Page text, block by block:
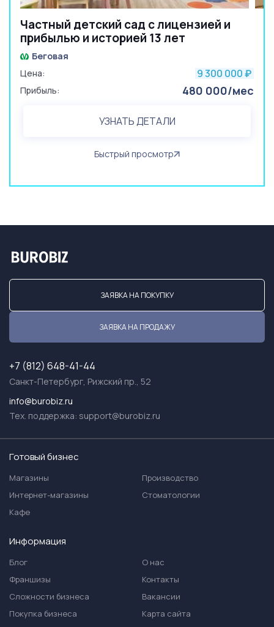
Частный детский сад с лицензией и
прибылью и историей 13 лет
Беговая
Цена:
9 300 000 ₽
Прибыль: 480 000/мес
УЗНАТЬ ДЕТАЛИ
Быстрый просмотр
ЗАЯВКА НА ПОКУПКУ
ЗАЯВКА НА ПРОДАЖУ
+7 (812) 648-41-44
Санкт-Петербург, Рижский пр., 52
info@burobiz.ru
Тех. поддержка: support@burobiz.ru
Готовый бизнес
Магазины
Интернет-магазины
Кафе
Производство
Стоматологии
Информация
Блог
Франшизы
Сложности бизнеса
Покупка бизнеса
О нас
Контакты
Вакансии
Карта сайта